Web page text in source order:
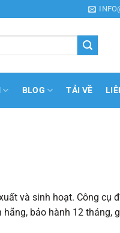
BLOG TẢI VỀ
và sinh hoạt. Công cụ
bảo hành 12 tháng,